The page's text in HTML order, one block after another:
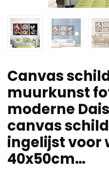
Canvas
muurkunst
moderne
canvas
ingelijst voor
40x50cm…